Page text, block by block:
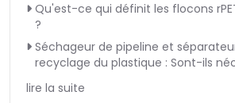
Qu'est-ce qui définit les flocons
?
Séchageur de pipeline et
recyclage du plastique : Sont-ils
lire la suite